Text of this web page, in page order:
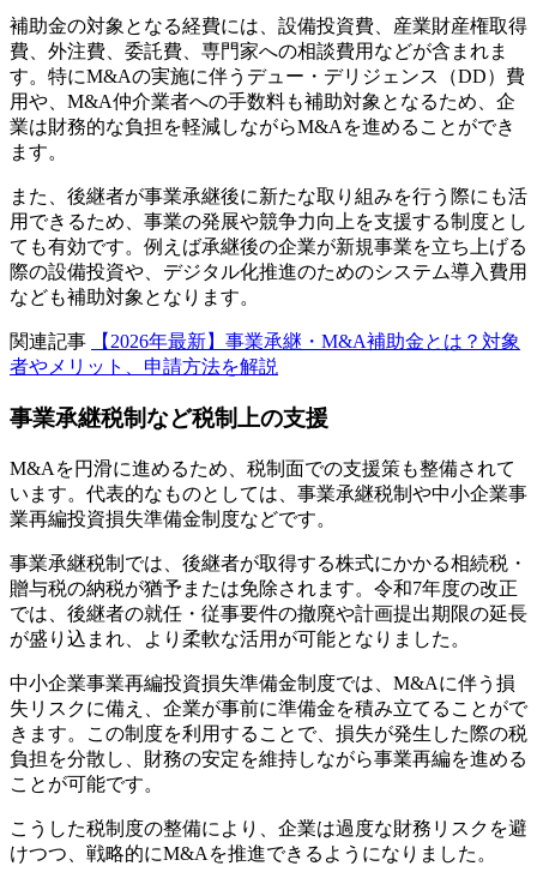
補助金の対象となる経費には、設備投資費、産業財産権取得
費、外注費、委託費、専門家への相談費用などが含まれま
す。特にM&Aの実施に伴うデュー・デリジェンス（DD）費
用や、M&A仲介業者への手数料も補助対象となるため、企
業は財務的な負担を軽減しながらM&Aを進めることができ
ます。
また、後継者が事業承継後に新たな取り組みを行う際にも活
用できるため、事業の発展や競争力向上を支援する制度とし
ても有効です。例えば承継後の企業が新規事業を立ち上げる
際の設備投資や、デジタル化推進のためのシステム導入費用
なども補助対象となります。
関連記事
【2026年最新】事業承継・M&A補助金とは？対象
者やメリット、申請方法を解説
事業承継税制など税制上の支援
M&Aを円滑に進めるため、税制面での支援策も整備されて
います。代表的なものとしては、事業承継税制や中小企業事
業再編投資損失準備金制度などです。
事業承継税制では、後継者が取得する株式にかかる相続税・
贈与税の納税が猶予または免除されます。令和7年度の改正
では、後継者の就任・従事要件の撤廃や計画提出期限の延長
が盛り込まれ、より柔軟な活用が可能となりました。
中小企業事業再編投資損失準備金制度では、M&Aに伴う損
失リスクに備え、企業が事前に準備金を積み立てることがで
きます。この制度を利用することで、損失が発生した際の税
負担を分散し、財務の安定を維持しながら事業再編を進める
ことが可能です。
こうした税制度の整備により、企業は過度な財務リスクを避
けつつ、戦略的にM&Aを推進できるようになりました。